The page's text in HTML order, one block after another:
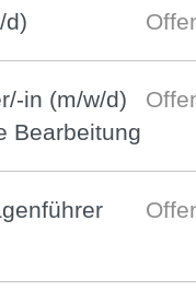
d)
in (m/w/d)
Bearbeitung